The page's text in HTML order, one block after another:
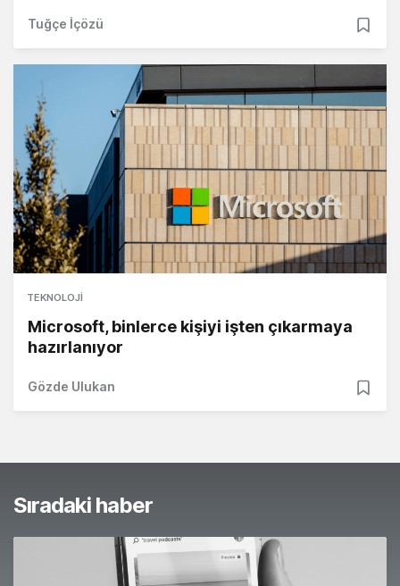
Tuğçe İçözü
TEKNOLOJI
Microsoft, binlerce kişiyi işten çıkarmaya
hazırlanıyor
Gözde Ulukan
Sıradaki haber